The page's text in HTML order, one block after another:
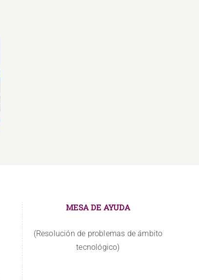
MESA DE AYUDA
(Resolución de problemas de ámbito
tecnológico)